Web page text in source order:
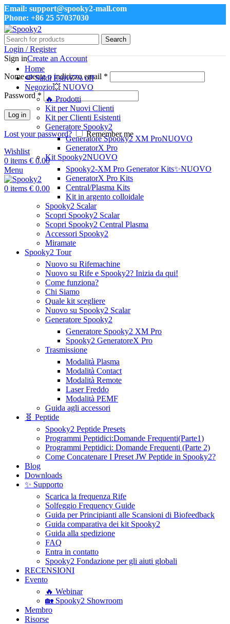
Email: support@spooky2-mall.com
Phone: +86 25 57037030
Search
Login / Register
Sign inCreate an Account
Nome utente o indirizzo email *
Password *
Log in
Lost your password?
Remember me
Wishlist
0 items € 0.00
Menu
0 items € 0.00
Home
🍉 Saldi Estivi7% off
Negozio💥 NUOVO
🔥 Prodotti
Kit per Nuovi Clienti
Kit per Clienti Esistenti
Generatore Spooky2
Generatore Spooky2 XM ProNUOVO
GeneratorX Pro
Kit Spooky2NUOVO
Spooky2-XM Pro Generator Kits✨NUOVO
GeneratorX Pro Kits
Central/Plasma Kits
Kit in argento colloidale
Spooky2 Scalar
Scopri Spooky2 Scalar
Scopri Spooky2 Central Plasma
Accessori Spooky2
Miramate
Spooky2 Tour
Nuovo su Rifemachine
Nuovo su Rife e Spooky2? Inizia da qui!
Come funziona?
Chi Siamo
Quale kit scegliere
Nuovo su Spooky2 Scalar
Generatore Spooky2
Generatore Spooky2 XM Pro
Spooky2 GeneratoreX Pro
Trasmissione
Modalità Plasma
Modalità Contact
Modalità Remote
Laser Freddo
Modalità PEMF
Guida agli accessori
🧬 Peptide
Spooky2 Peptide Presets
Programmi Peptidici:Domande Frequenti(Parte1)
Programmi Peptidici: Domande Frequenti (Parte 2)
Come Concatenare I Preset JW Peptide in Spooky2?
Blog
Downloads
✨ Supporto
Scarica la frequenza Rife
Solfeggio Frequency Guide
Guida per Principianti alle Scansioni di Biofeedback
Guida comparativa dei kit Spooky2
Guida alla spedizione
FAQ
Entra in contatto
Spooky2 Fondazione per gli aiuti globali
RECENSIONI
Evento
🔥 Webinar
🏡 Spooky2 Showroom
Membro
Risorse